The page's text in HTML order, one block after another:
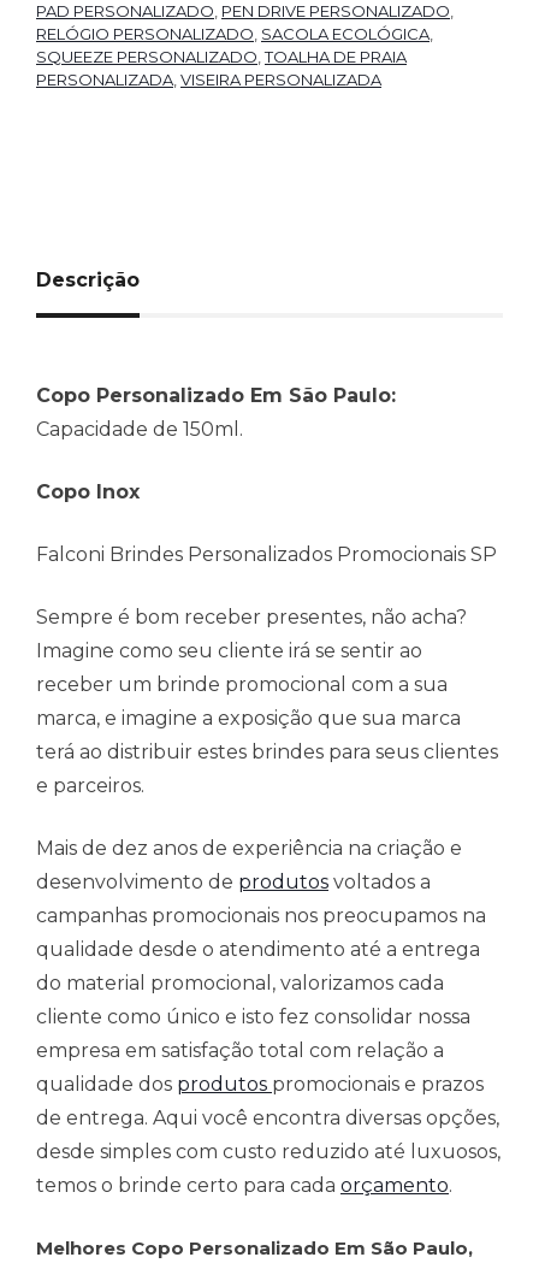
PAD PERSONALIZADO, PEN DRIVE PERSONALIZADO,
RELÓGIO PERSONALIZADO, SACOLA ECOLÓGICA,
SQUEEZE PERSONALIZADO,TOALHA DE PRAIA
PERSONALIZADA,VISEIRA PERSONALIZADA
Descrição
Copo Personalizado Em São Paulo:
Capacidade de 150ml.
Copo Inox
Falconi Brindes Personalizados Promocionais SP
Sempre é bom receber presentes, não acha?
Imagine como seu cliente irá se sentir ao
receber um brinde promocional com a sua
marca, e imagine a exposição que sua marca
terá ao distribuir estes brindes para seus clientes
e parceiros.
Mais de dez anos de experiência na criação e
desenvolvimento de produtos voltados a
campanhas promocionais nos preocupamos na
qualidade desde o atendimento até a entrega
do material promocional, valorizamos cada
cliente como único e isto fez consolidar nossa
empresa em satisfação total com relação a
qualidade dos produtos promocionais e prazos
de entrega. Aqui você encontra diversas opções,
desde simples com custo reduzido até luxuosos,
temos o brinde certo para cada orçamento.
Melhores Copo Personalizado Em São Paulo,